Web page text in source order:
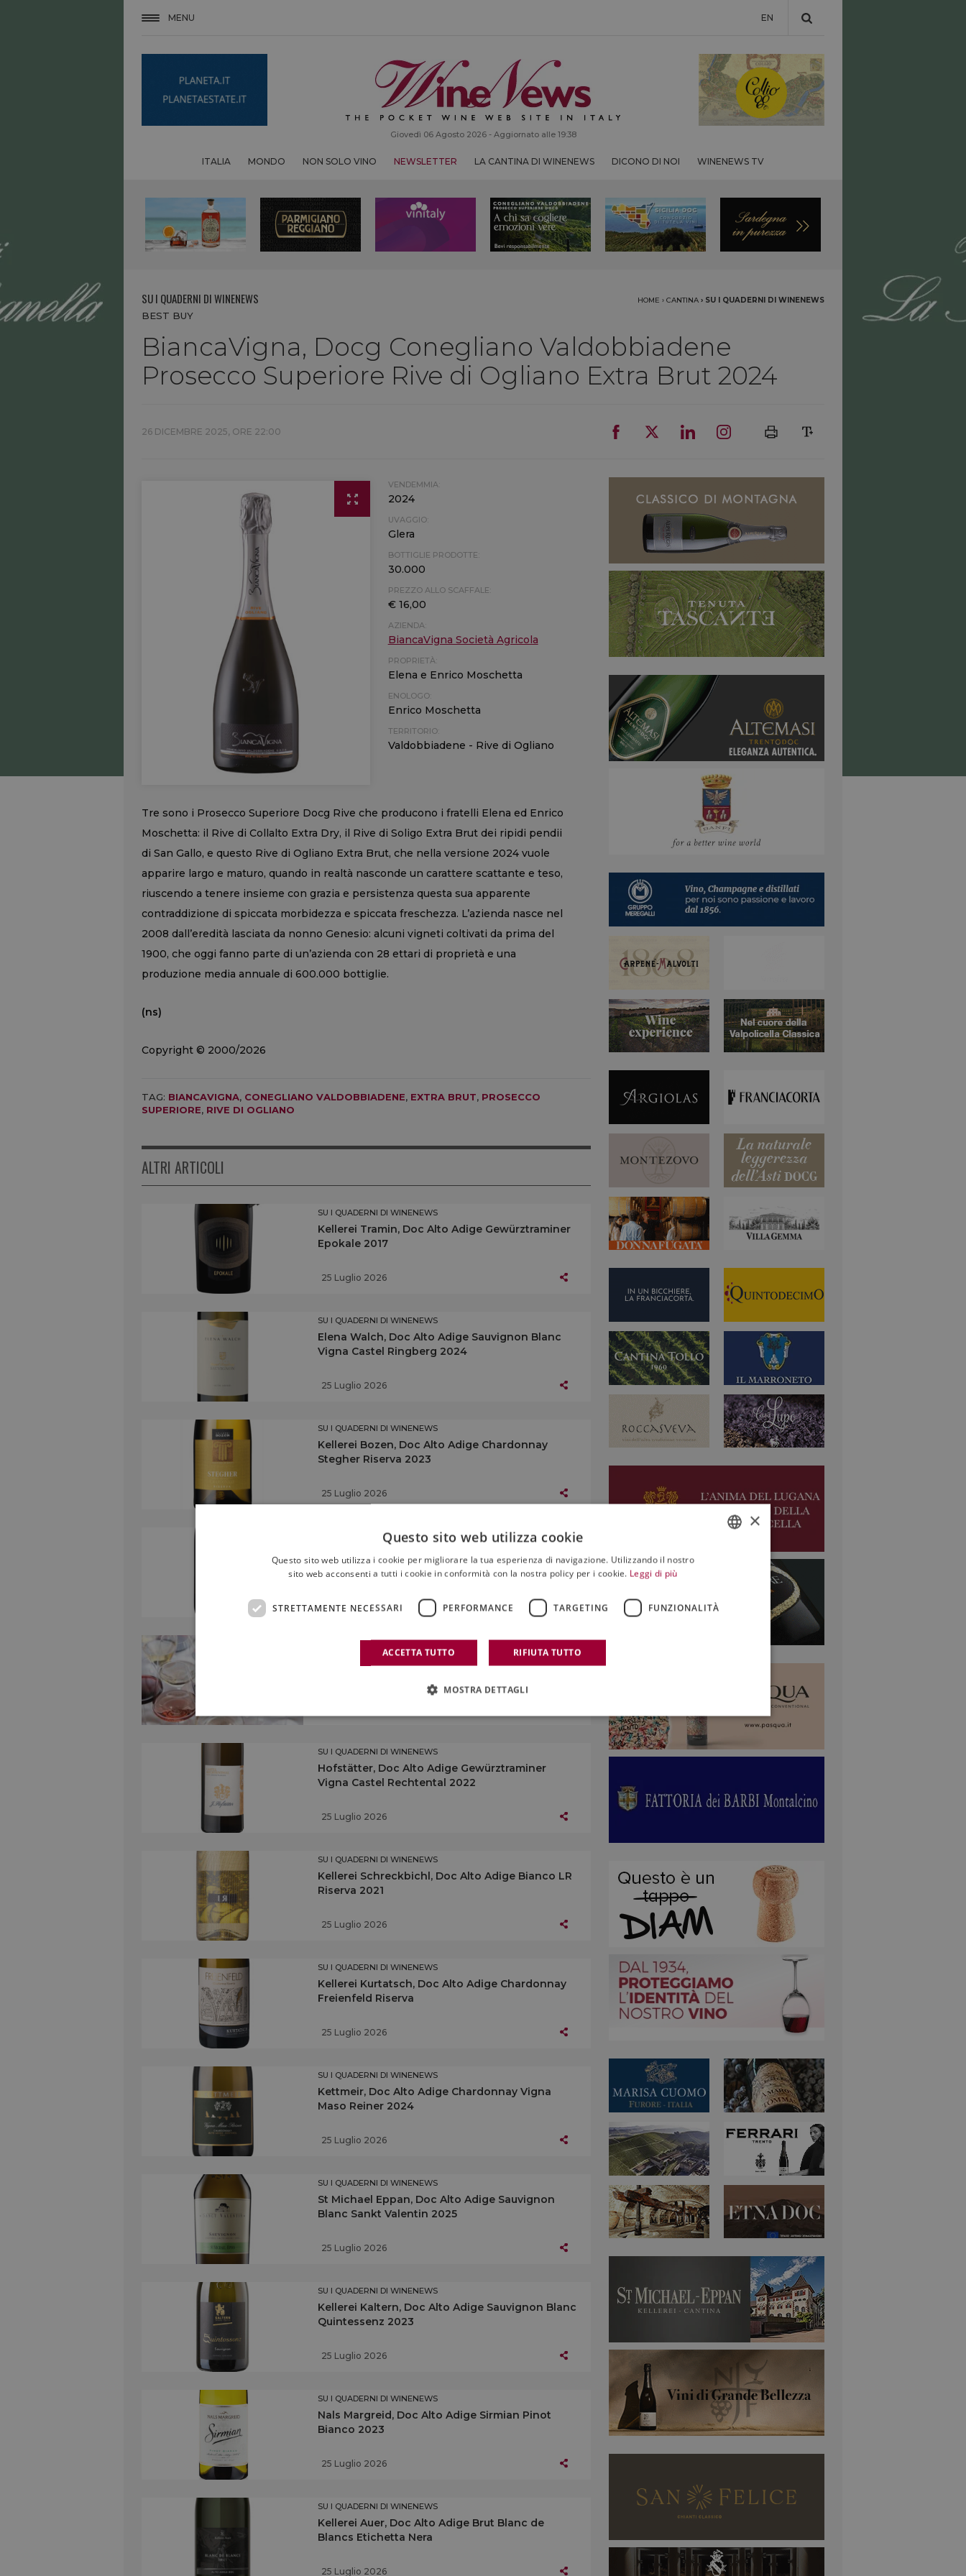
MENU EN
Giovedì 06 Agosto 2026 - Aggiornato alle 19:38
ITALIA MONDO NON SOLO VINO NEWSLETTER LA CANTINA DI WINENEWS DICONO DI NOI WINENEWS TV
SU I QUADERNI DI WINENEWS HOME › CANTINA › SU I QUADERNI DI WINENEWS
BEST BUY
BiancaVigna, Docg Conegliano Valdobbiadene
Prosecco Superiore Rive di Ogliano Extra Brut 2024
26 DICEMBRE 2025, ORE 22:00
VENDEMMIA:
2024
UVAGGIO:
Glera
BOTTIGLIE PRODOTTE:
30.000
PREZZO ALLO SCAFFALE:
€ 16,00
AZIENDA:
BiancaVigna Società Agricola
PROPRIETÀ:
Elena e Enrico Moschetta
ENOLOGO:
Enrico Moschetta
TERRITORIO:
Valdobbiadene - Rive di Ogliano
Tre sono i Prosecco Superiore Docg Rive che producono i fratelli Elena ed Enrico
Moschetta: il Rive di Collalto Extra Dry, il Rive di Soligo Extra Brut dei ripidi pendii
di San Gallo, e questo Rive di Ogliano Extra Brut, che nella versione 2024 vuole
apparire largo e maturo, quando in realtà nasconde un carattere scattante e teso,
riuscendo a tenere insieme con grazia e persistenza questa sua apparente
contraddizione di spiccata morbidezza e spiccata freschezza. L’azienda nasce nel
2008 dall’eredità lasciata da nonno Genesio: alcuni vigneti coltivati da prima del
1900, che oggi fanno parte di un’azienda con 28 ettari di proprietà e una
produzione media annuale di 600.000 bottiglie.
(ns)
Copyright © 2000/2026
TAG: BIANCAVIGNA, CONEGLIANO VALDOBBIADENE, EXTRA BRUT, PROSECCO
SUPERIORE, RIVE DI OGLIANO
ALTRI ARTICOLI
SU I QUADERNI DI WINENEWS
Kellerei Tramin, Doc Alto Adige Gewürztraminer
Epokale 2017
25 Luglio 2026
SU I QUADERNI DI WINENEWS
Elena Walch, Doc Alto Adige Sauvignon Blanc
Vigna Castel Ringberg 2024
25 Luglio 2026
SU I QUADERNI DI WINENEWS
Kellerei Bozen, Doc Alto Adige Chardonnay
Stegher Riserva 2023
25 Luglio 2026
SU I QUADERNI DI WINENEWS
Doran Riserva 2023
L’Alto Adige enoico
SU I QUADERNI DI WINENEWS
Hofstätter, Doc Alto Adige Gewürztraminer
Vigna Castel Rechtental 2022
25 Luglio 2026
SU I QUADERNI DI WINENEWS
Kellerei Schreckbichl, Doc Alto Adige Bianco LR
Riserva 2021
25 Luglio 2026
SU I QUADERNI DI WINENEWS
Kellerei Kurtatsch, Doc Alto Adige Chardonnay
Freienfeld Riserva
25 Luglio 2026
SU I QUADERNI DI WINENEWS
Kettmeir, Doc Alto Adige Chardonnay Vigna
Maso Reiner 2024
25 Luglio 2026
SU I QUADERNI DI WINENEWS
St Michael Eppan, Doc Alto Adige Sauvignon
Blanc Sankt Valentin 2025
25 Luglio 2026
SU I QUADERNI DI WINENEWS
Kellerei Kaltern, Doc Alto Adige Sauvignon Blanc
Quintessenz 2023
25 Luglio 2026
SU I QUADERNI DI WINENEWS
Nals Margreid, Doc Alto Adige Sirmian Pinot
Bianco 2023
25 Luglio 2026
SU I QUADERNI DI WINENEWS
Kellerei Auer, Doc Alto Adige Brut Blanc de
Blancs Etichetta Nera
25 Luglio 2026
×
Questo sito web utilizza cookie
Questo sito web utilizza i cookie per migliorare la tua esperienza di navigazione. Utilizzando il nostro
sito web acconsenti a tutti i cookie in conformità con la nostra policy per i cookie. Leggi di più
STRETTAMENTE NECESSARI PERFORMANCE TARGETING FUNZIONALITÀ
ACCETTA TUTTO RIFIUTA TUTTO
MOSTRA DETTAGLI